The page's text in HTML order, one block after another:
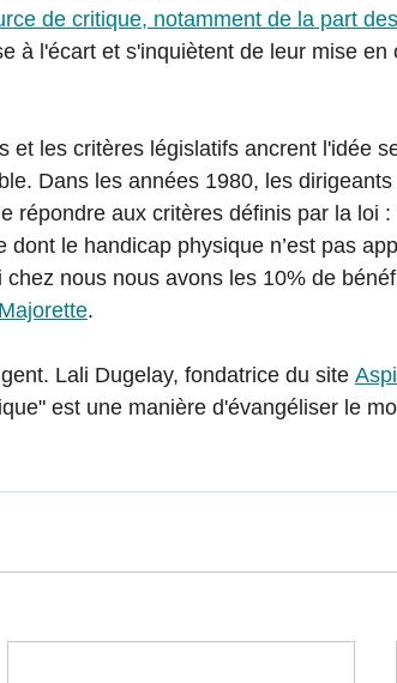
de critique, notamment de la part
à l'écart et s'inquiètent de leur mise
et les critères législatifs ancrent l'idée
Dans les années 1980, les
répondre aux critères définis par la loi :
dont le handicap physique n’est pas
nous nous avons les 10% de
.
Lali Dugelay, fondatrice du site
est une manière d'évangéliser le